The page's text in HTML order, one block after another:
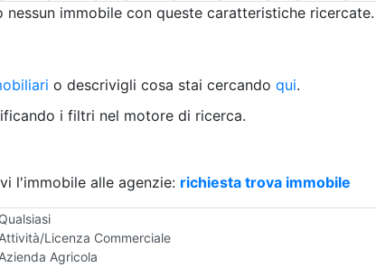
Semi-indipendente
Casale
d'Albergo
Garage
Qualsiasi
Attività/Licenza Commerciale
Azienda Agricola
immobile con queste caratteristiche ricercate.
o descrivigli cosa stai cercando qui.
i filtri nel motore di ricerca.
l'immobile alle agenzie: richiesta trova immobile